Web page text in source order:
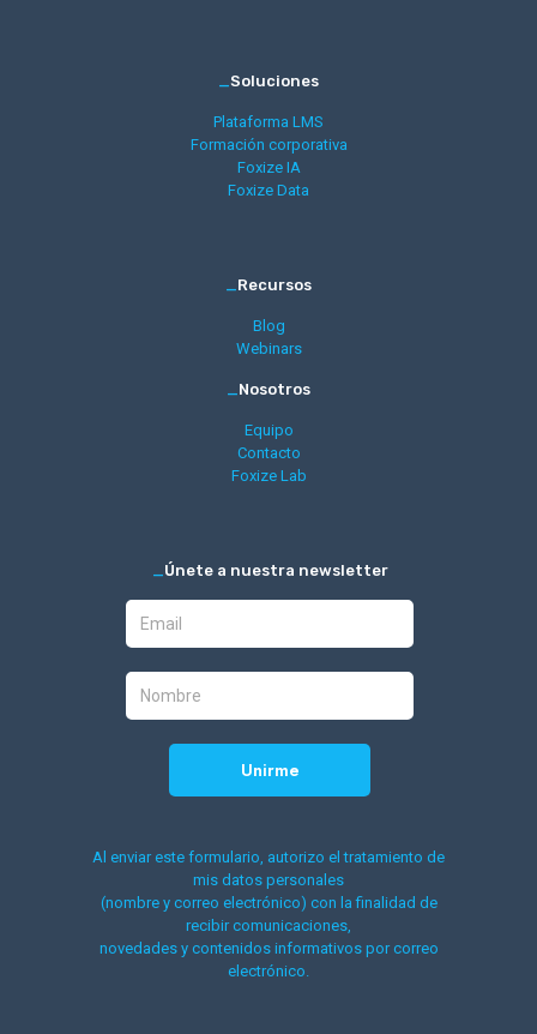
_Soluciones
Plataforma LMS
Formación corporativa
Foxize IA
Foxize Data
_Recursos
Blog
Webinars
_Nosotros
Equipo
Contacto
Foxize Lab
_Únete a nuestra newsletter
Al enviar este formulario, autorizo el tratamiento de
mis datos personales
(nombre y correo electrónico) con la finalidad de
recibir comunicaciones,
novedades y contenidos informativos por correo
electrónico.